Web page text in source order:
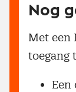
Nog
Met een
toegang
Een